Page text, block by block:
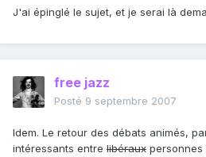
J'ai épinglé le sujet, et je serai là
free jazz
Posté 9 septembre 2007
Idem. Le retour des débats animés,
intéressants entre libéraux personnes